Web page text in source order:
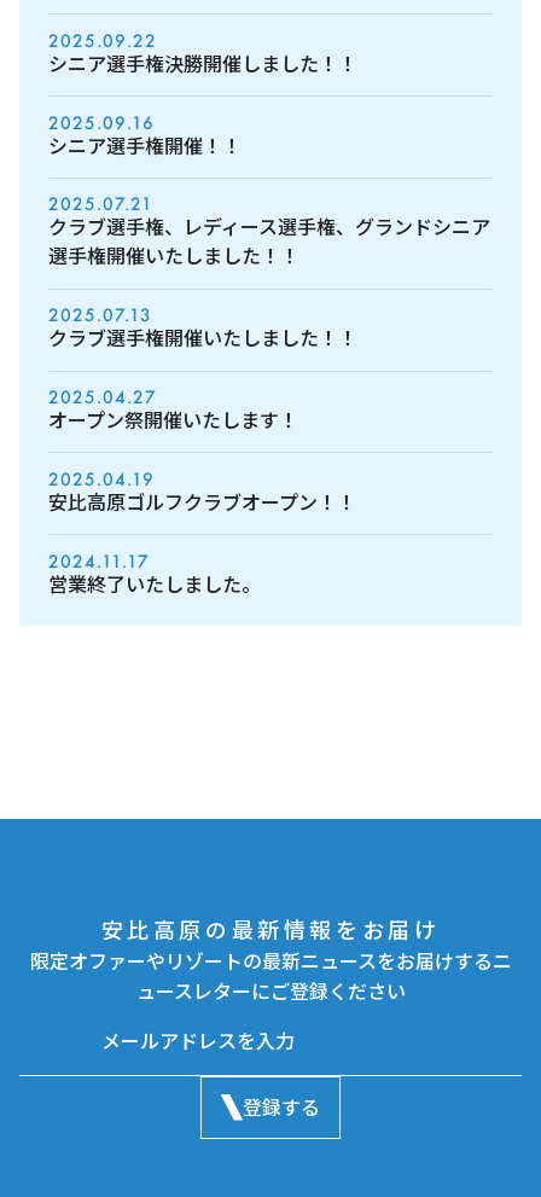
2025.09.22
シニア選手権決勝開催しました！！
2025.09.16
シニア選手権開催！！
2025.07.21
クラブ選手権、レディース選手権、グランドシニア
選手権開催いたしました！！
2025.07.13
クラブ選手権開催いたしました！！
2025.04.27
オープン祭開催いたします！
2025.04.19
安比高原ゴルフクラブオープン！！
2024.11.17
営業終了いたしました。
安比高原の最新情報をお届け
限定オファーやリゾートの最新ニュースをお届けするニ
ュースレターにご登録ください
登録する